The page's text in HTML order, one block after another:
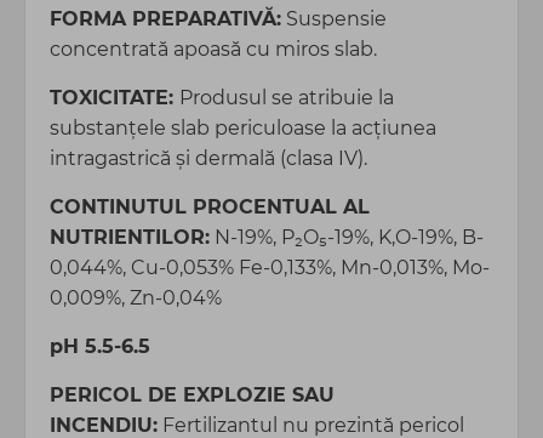
FORMA PREPARATIVĂ: Suspensie
concentrată apoasă cu miros slab.
TOXICITATE: Produsul se atribuie la
substanţele slab periculoase la acţiunea
intragastrică și dermală (clasa IV).
CONTINUTUL PROCENTUAL AL
NUTRIENTILOR: N-19%, P₂O₅-19%, K,O-19%, B-
0,044%, Cu-0,053% Fe-0,133%, Mn-0,013%, Mo-
0,009%, Zn-0,04%
pH 5.5-6.5
PERICOL DE EXPLOZIE SAU
INCENDIU: Fertilizantul nu prezintă pericol